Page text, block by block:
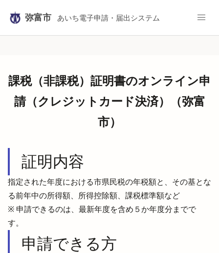
弥富市 あいち電子申請・届出システム
課税（非課税）証明書のオンライン申
請（クレジットカード決済）（弥富
市）
証明内容
指定された年度における市県民税の年税額と、その基とな
る前年中の所得額、所得控除額、課税標準額など
※ 申請できるのは、最新年度を含め５か年度分までで
す。
申請できる方